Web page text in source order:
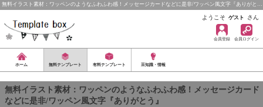
無料イラスト素材：ワッペンのようなふわふわ感！メッセージカードなどに是非/ワッペン風文字『ありがと…
ようこそ ゲスト さん
会員登録 会員ログイン
ホーム 無料テンプレート 有料テンプレート 豆知識・情報
無料イラスト素材：ワッペンのようなふわふわ感！メッセージカード
などに是非/ワッペン風文字『ありがとう』